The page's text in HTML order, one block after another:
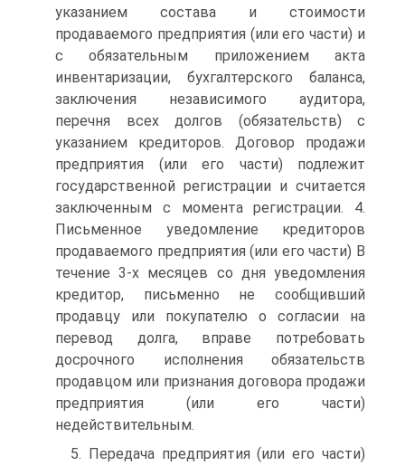
указанием состава и стоимости
продаваемого предприятия (или его части) и
с обязательным приложением акта
инвентаризации, бухгалтерского баланса,
заключения независимого аудитора,
перечня всех долгов (обязательств) с
указанием кредиторов. Договор продажи
предприятия (или его части) подлежит
государственной регистрации и считается
заключенным с момента регистрации. 4.
Письменное уведомление кредиторов
продаваемого предприятия (или его части) В
течение 3-х месяцев со дня уведомления
кредитор, письменно не сообщивший
продавцу или покупателю о согласии на
перевод долга, вправе потребовать
досрочного исполнения обязательств
продавцом или признания договора продажи
предприятия (или его части)
недействительным.
5. Передача предприятия (или его части)